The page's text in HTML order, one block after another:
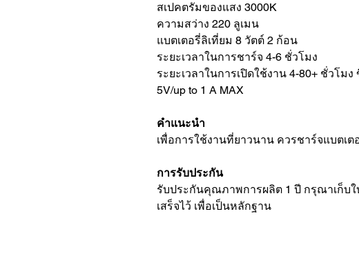
สเปคตรัมของแสง 3000K
ความสว่าง 220 ลูเมน
แบตเตอรี่ลิเที่ยม 8 วัตต์ 2 ก้อน
ระยะเวลาในการชาร์จ 4-6 ชั่วโมง
ระยะเวลาในการเปิดใช้งาน 4-80+ ชั่วโม
5V/up to 1 A MAX
คำแนะนำ
เพื่อการใช้งานที่ยาวนาน ควรชาร์จแบตเ
การรับประกัน
รับประกันคุณภาพการผลิต 1 ปี กรุณาเก็บใ
เสร็จไว้ เพื่อเป็นหลักฐาน